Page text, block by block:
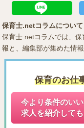
保育士.netコラムについて
保育士.netコラムでは、
報と、編集部が集めた情
保育のお仕
今より条件のいい
求人を紹介しても